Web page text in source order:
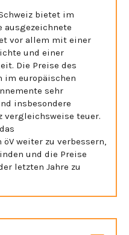
bietet im
ausgezeichnete
vor allem mit einer
und einer
Die Preise des
im europäischen
sehr
insbesondere
vergleichsweise teuer.
weiter zu verbessern,
und die Preise
letzten Jahre zu